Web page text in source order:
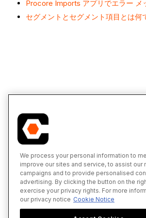
Procore Imports アプリでエラー メ
セグメントとセグメント項目とは何
We process your personal information to
improve our sites and service, to assist our
campaigns and to provide personalised
advertising. By clicking the button on the
exercise your privacy rights. For more
our privacy notice Cookie Notice